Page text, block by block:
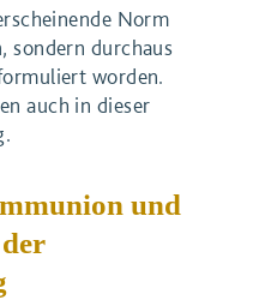
Norm
sondern durchaus
worden.
auch in dieser
und